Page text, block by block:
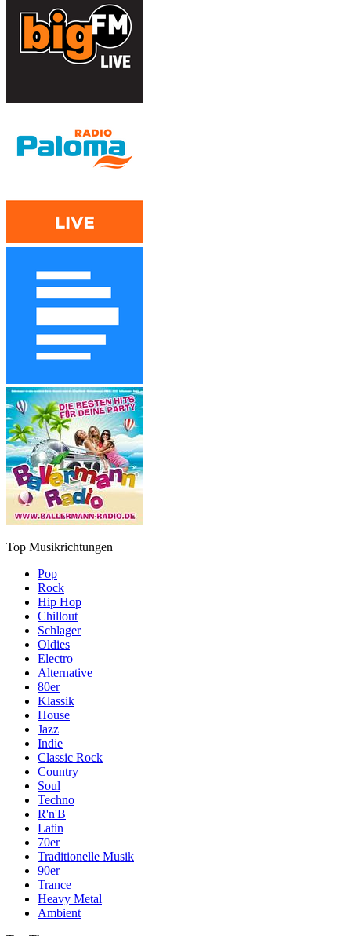
Top Musikrichtungen
Pop
Rock
Hip Hop
Chillout
Schlager
Oldies
Electro
Alternative
80er
Klassik
House
Jazz
Indie
Classic Rock
Country
Soul
Techno
R'n'B
Latin
70er
Traditionelle Musik
90er
Trance
Heavy Metal
Ambient